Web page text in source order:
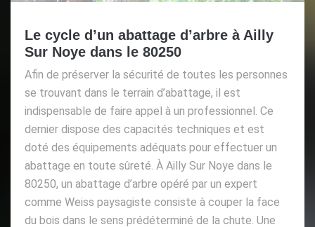
Le cycle d’un abattage d’arbre à Ailly
Sur Noye dans le 80250
Afin de préserver la sécurité de toutes les personnes
se trouvant dans le terrain d’abattage, il est
indispensable de faire appel à un professionnel. Ce
dernier dispose des capacités techniques et est
doté des équipements adéquats pour effectuer un
abattage en toute sûreté. À Ailly Sur Noye dans le
80250, un abattage d’arbre opéré par un expert
comme Weiss paysagiste consiste à couper la face
du bois dans le sens prédéterminé de la chute. Une